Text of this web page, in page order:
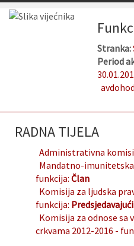
Stranka:
Period
RADNA TIJELA
Administrativna
Mandatno-
funkcija: Član
Komisija za ljudska
funkcija: Predsjedavajući
Komisija za odnose sa
crkvama 2012-2016 -